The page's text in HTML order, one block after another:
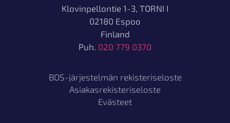
Klovinpellontie 1-3, TORNI I
02180 Espoo
Finland
Puh. 020 779 0370
BOS-järjestelmän rekisteriseloste
Asiakasrekisteriseloste
Evästeet